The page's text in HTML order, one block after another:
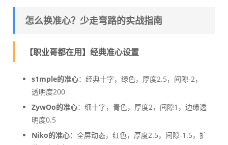
怎么换准心？少走弯路的实战指南
【职业哥都在用】经典准心设置
s1mple的准心：经典十字，绿色，厚度2.5，间隙-2，
透明度200
ZywOo的准心：细十字，青色，厚度2，间隙1，边缘透
明度0.5
Niko的准心：全屏动态，红色，厚度2.5，间隙-1.5，扩